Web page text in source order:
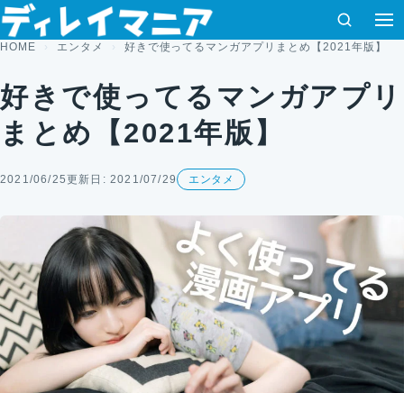
コンテンツへスキップ
検索
HOME エンタメ 好きで使ってるマンガアプリまとめ【2021年版】
好きで使ってるマンガアプリ
まとめ【2021年版】
2021/06/25更新日: 2021/07/29 エンタメ